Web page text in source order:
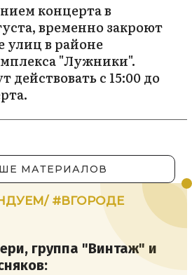
концерта в
временно закроют
улиц в районе
"Лужники".
действовать с 15:00 до
МАТЕРИАЛОВ
#ВГОРОДЕ
группа "Винтаж" и